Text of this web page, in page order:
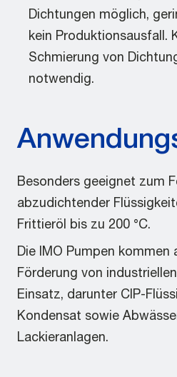
Dichtungen möglich,
kein Produktionsausfall.
Schmierung von
notwendig.
Besonders geeignet zum
abzudichtender
Frittieröl bis zu 200 °C.
Die IMO Pumpen kommen
Förderung von
Einsatz, darunter CIP-
Kondensat sowie
Lackieranlagen.